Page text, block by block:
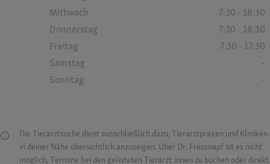
Mittwoch
7:30 - 18:30
Donnerstag
7:30 - 18:30
Freitag
7:30 - 17:30
Samstag
-
Sonntag
-
Die Tierarztsuche dient ausschließlich dazu, Tierarztpraxen und Kliniken
in deiner Nähe übersichtlich anzuzeigen. Über Dr. Fressnapf ist es nicht
möglich, Termine bei den gelisteten Tierärzt:innen zu buchen oder direkt